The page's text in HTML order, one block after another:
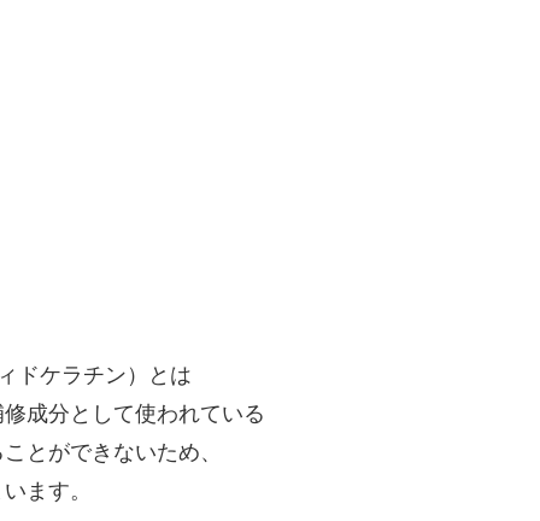
ドケラチン）とは
成分として使われている
とができないため、
ます。